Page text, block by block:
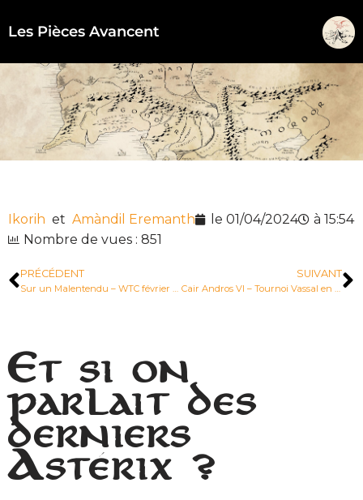
au
contenu
Les Pièces Avancent
Ikorih et Amàndil Eremanth le 01/04/2024 à 15:54
Nombre de vues : 851
PRÉCÉDENT
Sur un Malentendu – WTC février 2024
SUIVANT
Cair Andros VI – Tournoi Vassal en équipe 09/2023
Et si on
parlait des
derniers
Astérix ?